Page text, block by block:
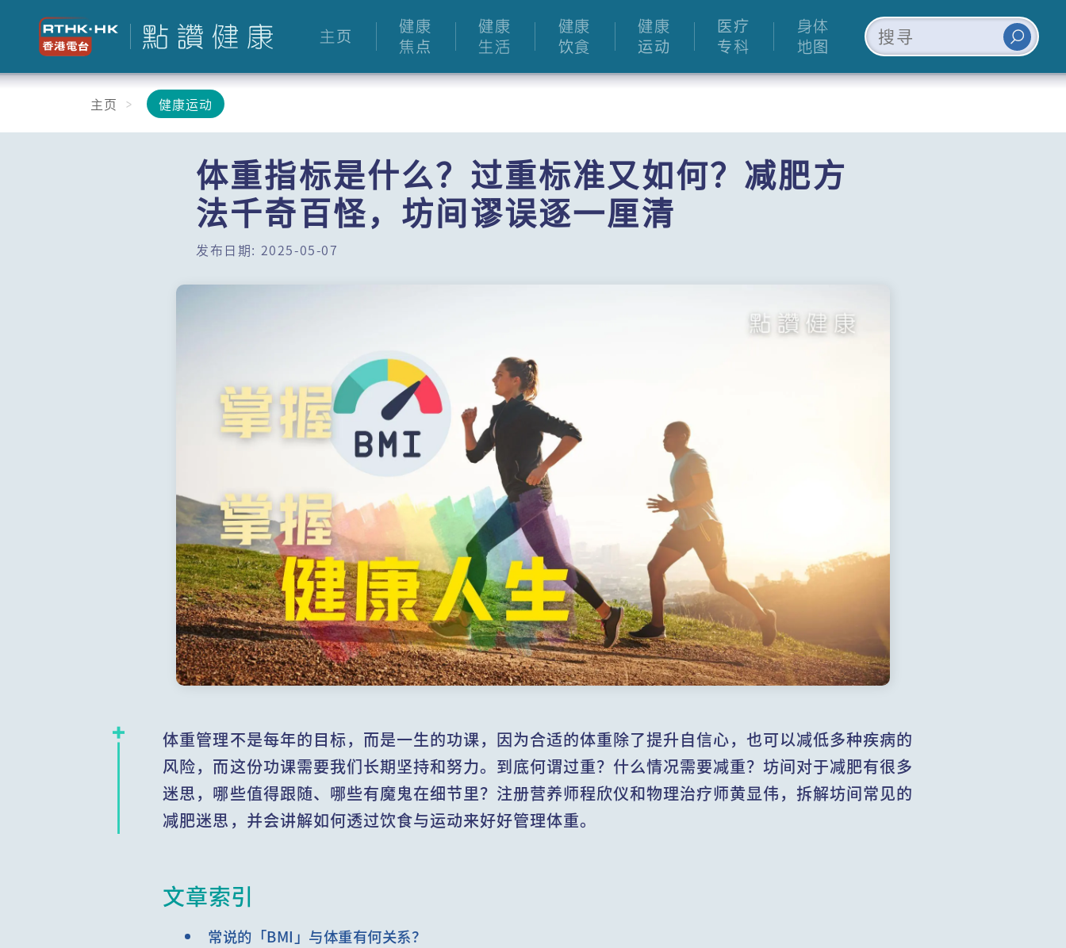
主页
健康
焦点
健康
生活
健康
饮食
健康
运动
医疗
专科
身体
地图
主页 健康运动
体重指标是什么？过重标准又如何？减肥方
法千奇百怪，坊间谬误逐一厘清
发布日期: 2025-05-07
体重管理不是每年的目标，而是一生的功课，因为合适的体重除了提升自信心，也可以减低多种疾病的
风险，而这份功课需要我们长期坚持和努力。到底何谓过重？什么情况需要减重？坊间对于减肥有很多
迷思，哪些值得跟随、哪些有魔鬼在细节里？注册营养师程欣仪和物理治疗师黄显伟，拆解坊间常见的
减肥迷思，并会讲解如何透过饮食与运动来好好管理体重。
文章索引
常说的「BMI」与体重有何关系？